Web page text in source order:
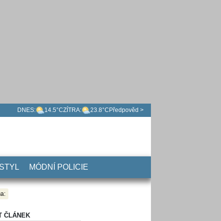
DNES: 14.5°CZÍTRA: 23.8°C Předpověd >
MÓDNÍ POLICIE
ČLÁNEK